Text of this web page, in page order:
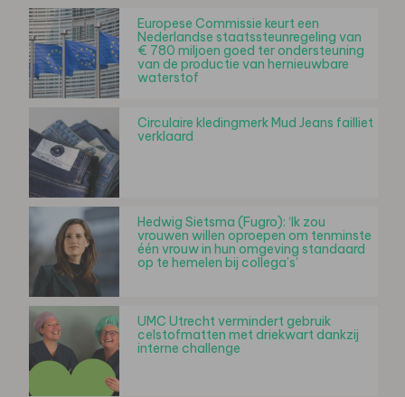
Europese Commissie keurt een
Nederlandse staatssteunregeling van
€ 780 miljoen goed ter ondersteuning
van de productie van hernieuwbare
waterstof
Circulaire kledingmerk Mud Jeans failliet
verklaard
Hedwig Sietsma (Fugro): ‘Ik zou
vrouwen willen oproepen om tenminste
één vrouw in hun omgeving standaard
op te hemelen bij collega’s’
UMC Utrecht vermindert gebruik
celstofmatten met driekwart dankzij
interne challenge